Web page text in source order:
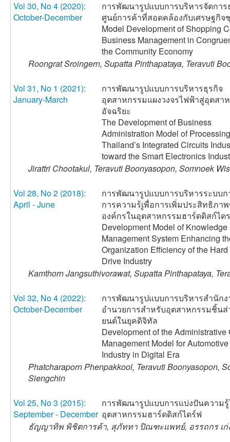
Vol 30, No 4 (2020):
October-December
การพัฒนารูปแบบการบริหารจัดการ
ศูนย์การค้าที่สอดคล้องกับเศรษฐกิ
Model Development of Shopping
Business Management in
the Community Economy
Roongrat Sroingern, Supatta Pinthapataya, Teravuti
Vol 31, No 1 (2021):
January-March
การพัฒนารูปแบบการบริหารธุรกิจ
อุตสาหกรรมแผงวงจรไฟฟ้าสู่อุตสา
อัจฉริยะ
The Development of Business
Administration Model of Processing
Thailand’s Integrated Circuits
toward the Smart Electronics
Jirattri Chootakul, Teravuti Boonyasopon, Somnoek
Vol 28, No 2 (2018):
April - June
การพัฒนารูปแบบการบริหารระบบก
การความร้เูพื่อการเพิ่มประสิทธิภา
องค์กรในอุตสาหกรรมฮาร์ดดิสก์ได
Development Model of Knowledge
Management System Enhancing
Organization Efficiency of the
Drive Industry
Kamthorn Jangsuthivorawat, Supatta Pinthapataya,
Vol 32, No 4 (2022):
October-December
การพัฒนารูปแบบการบริหารสำนัก
อำนวยการสำหรับอุตสาหกรรมชิ้น
ยนต์ในยุคดิจิทัล
Development of the Administrative
Management Model for
Industry in Digital Era
Phatcharaporn Phenpakkool, Teravuti Boonyasopon,
Siengchin
Vol 25, No 3 (2015):
September - December
การพัฒนารูปแบบการแบ่งปันความ
อุตสาหกรรมฮาร์ดดิสก์ไดร์ฟ
ธัญญาทิพ พิชิตการค้า, สุภัททา ปิณฑะแพทย์, อรรถกร เก่